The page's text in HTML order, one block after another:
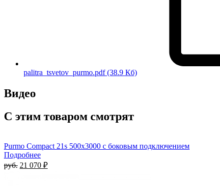
palitra_tsvetov_purmo.pdf(38.9 Кб)
Видео
С этим товаром смотрят
Purmo Compact 21s 500х3000 с боковым подключением
Подробнее
руб. 21 070 ₽